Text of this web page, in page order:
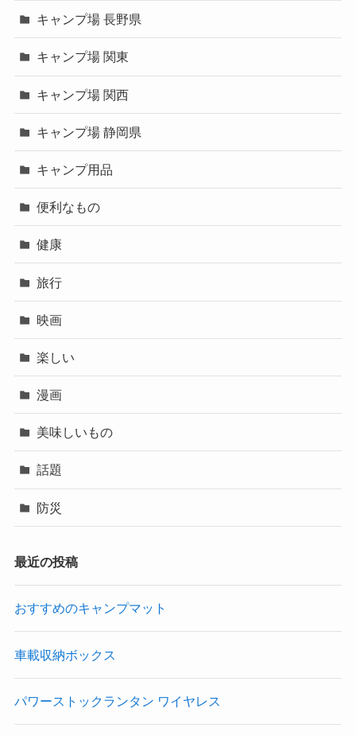
キャンプ場 長野県
キャンプ場 関東
キャンプ場 関西
キャンプ場 静岡県
キャンプ用品
便利なもの
健康
旅行
映画
楽しい
漫画
美味しいもの
話題
防災
最近の投稿
おすすめのキャンプマット
車載収納ボックス
パワーストックランタン ワイヤレス